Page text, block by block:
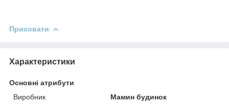
Приховати
Характеристики
Основні атрибути
Виробник
Мамин будинок